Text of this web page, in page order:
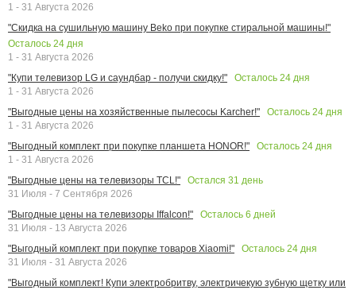
1 - 31 Августа 2026
"Скидка на сушильную машину Beko при покупке стиральной машины!"
Осталось 24 дня
1 - 31 Августа 2026
"Купи телевизор LG и саундбар - получи скидку!"
Осталось 24 дня
1 - 31 Августа 2026
"Выгодные цены на хозяйственные пылесосы Karcher!"
Осталось 24 дня
1 - 31 Августа 2026
"Выгодный комплект при покупке планшета HONOR!"
Осталось 24 дня
1 - 31 Августа 2026
"Выгодные цены на телевизоры TCL!"
Остался 31 день
31 Июля - 7 Сентября 2026
"Выгодные цены на телевизоры Iffalcon!"
Осталось 6 дней
31 Июля - 13 Августа 2026
"Выгодный комплект при покупке товаров Xiaomi!"
Осталось 24 дня
31 Июля - 31 Августа 2026
"Выгодный комплект! Купи электробритву, электричекую зубную щетку или